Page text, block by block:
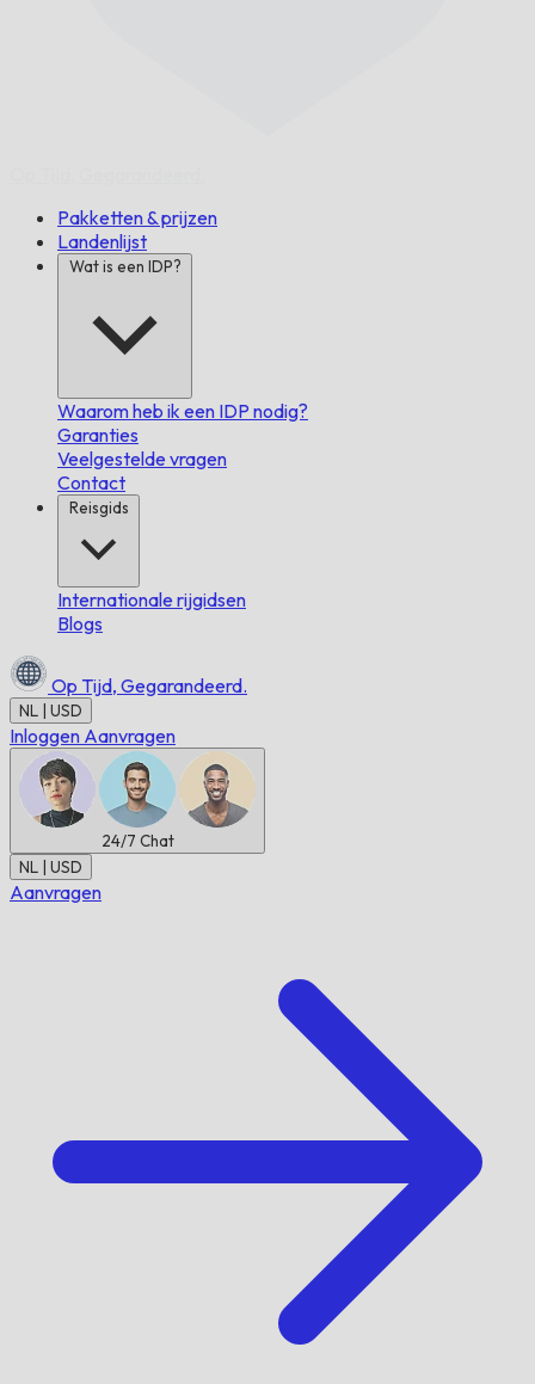
Pakketten & prijzen
Landenlijst
Wat is een IDP?
Waarom heb ik een IDP nodig?
Garanties
Veelgestelde vragen
Contact
Reisgids
Internationale rijgidsen
Blogs
Op Tijd, Gegarandeerd.
NL | USD
Inloggen Aanvragen
24/7 Chat
NL | USD
Aanvragen